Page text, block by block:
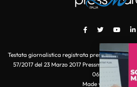
Testata giornalistica registrata presso il
57/2017 del 23 Marzo 2017 Pressmare.it è un
06511641000
Made with
by POI